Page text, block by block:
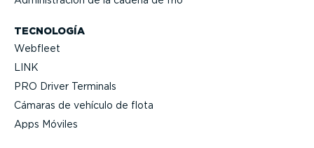
TECNOLOGÍA
Webfleet
LINK
PRO Driver Terminals
Cámaras de vehículo de flota
Apps Móviles